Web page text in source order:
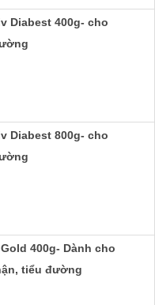
400g- Dành cho
tiểu đường